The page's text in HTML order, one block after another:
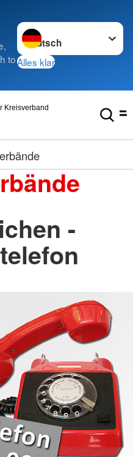
to
Sprache wechseln zu
Alles klar
Kreisverband
-